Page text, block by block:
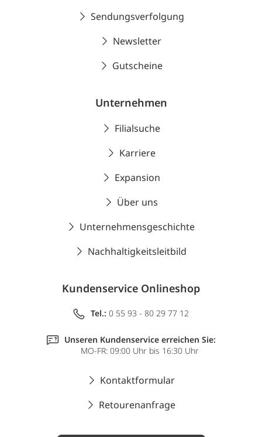
Sendungsverfolgung
Newsletter
Gutscheine
Unternehmen
Filialsuche
Karriere
Expansion
Über uns
Unternehmensgeschichte
Nachhaltigkeitsleitbild
Kundenservice Onlineshop
Tel.: 0 55 93 - 80 29 77 12
Unseren Kundenservice erreichen Sie:
MO-FR: 09:00 Uhr bis 16:30 Uhr
Kontaktformular
Retourenanfrage